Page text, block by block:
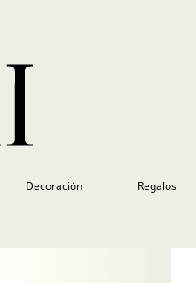
Decoración Regalos